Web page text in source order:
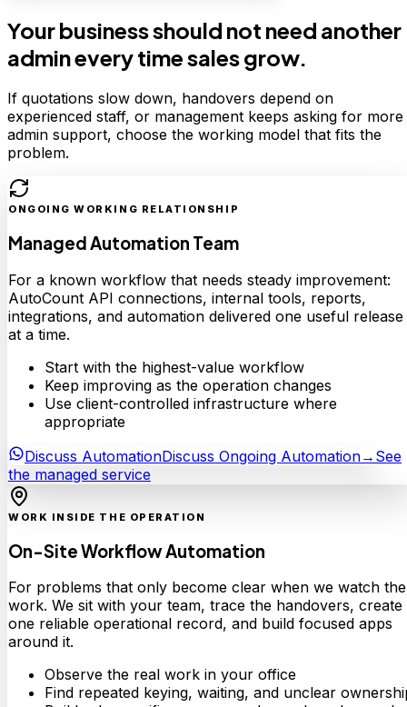
Your business should not need another
admin every time sales grow.
If quotations slow down, handovers depend on
experienced staff, or management keeps asking for more
admin support, choose the working model that fits the
problem.
ONGOING WORKING RELATIONSHIP
Managed Automation Team
For a known workflow that needs steady improvement:
AutoCount API connections, internal tools, reports,
integrations, and automation delivered one useful release
at a time.
Start with the highest-value workflow
Keep improving as the operation changes
Use client-controlled infrastructure where
appropriate
Discuss AutomationDiscuss Ongoing Automation→ See
the managed service
WORK INSIDE THE OPERATION
On-Site Workflow Automation
For problems that only become clear when we watch the
work. We sit with your team, trace the handovers, create
one reliable operational record, and build focused apps
around it.
Observe the real work in your office
Find repeated keying, waiting, and unclear